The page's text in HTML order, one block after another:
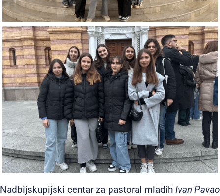
Nadbijskupijski centar za pastoral mladih Ivan Pavao